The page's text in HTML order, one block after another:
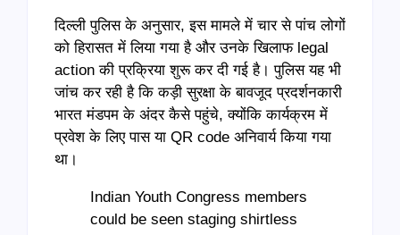
दिल्ली पुलिस के अनुसार, इस मामले में चार से पांच लोगों
को हिरासत में लिया गया है और उनके खिलाफ legal
action की प्रक्रिया शुरू कर दी गई है। पुलिस यह भी
जांच कर रही है कि कड़ी सुरक्षा के बावजूद प्रदर्शनकारी
भारत मंडपम के अंदर कैसे पहुंचे, क्योंकि कार्यक्रम में
प्रवेश के लिए पास या QR code अनिवार्य किया गया
था।
Indian Youth Congress members
could be seen staging shirtless